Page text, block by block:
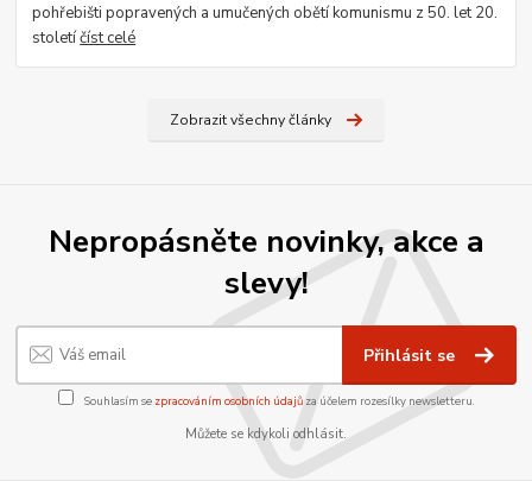
pohřebišti popravených a umučených obětí komunismu z 50. let 20.
stoletíčíst celé
Zobrazit všechny články
Nepropásněte novinky, akce a
slevy!
Přihlásit se
Souhlasím se zpracováním osobních údajůza účelem rozesílky newsletteru.
Můžete se kdykoli odhlásit.